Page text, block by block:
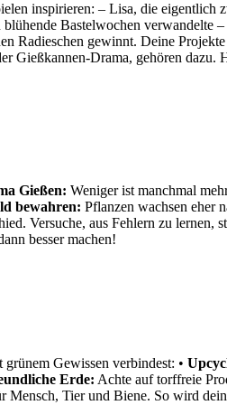
inspirieren: – Lisa, die eigentlich
Bastelwochen verwandelte
Radieschen gewinnt. Deine
Gießkannen-Drama, gehören dazu.
Gießen: Weniger ist manchmal
bewahren: Pflanzen wachsen eher
Versuche, aus Fehlern zu lernen,
besser machen!
Gewissen verbindest: •
Erde: Achte auf torffreie
Mensch, Tier und Biene. So wird